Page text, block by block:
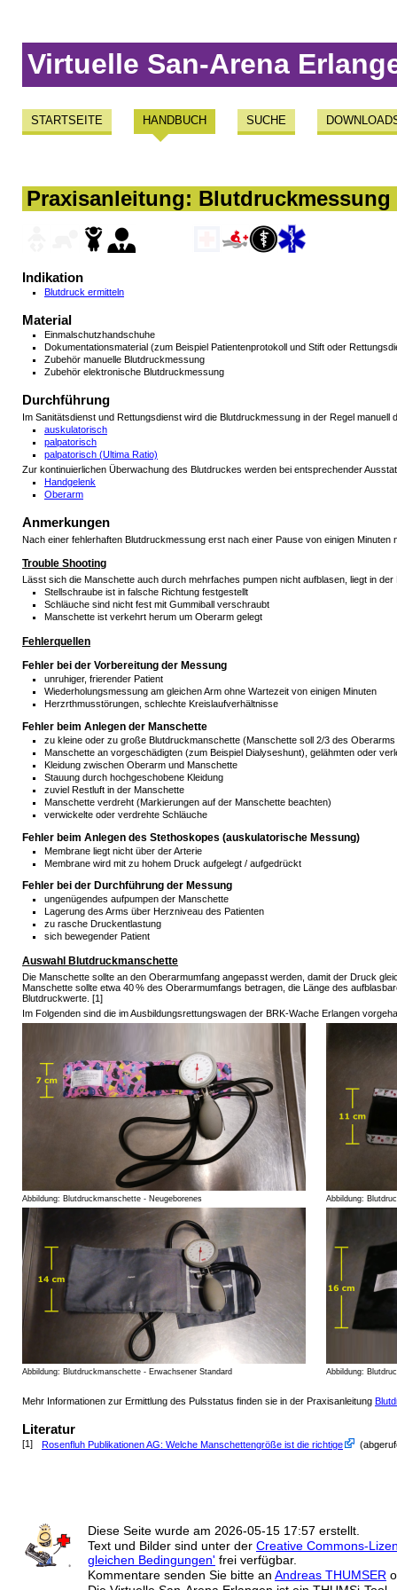
Virtuelle San-Arena
STARTSEITE HANDBUCH SUCHE
Praxisanleitung:
Indikation
Blutdruck ermitteln
Material
Einmalschutzhandschuhe
Dokumentationsmaterial (zum Beispiel Patientenprotokoll und Stift oder
Zubehör manuelle Blutdruckmessung
Zubehör elektronische Blutdruckmessung
Durchführung
Im Sanitätsdienst und Rettungsdienst wird die Blutdruckmessung in der Regel manuell
auskulatorisch
palpatorisch
palpatorisch (Ultima Ratio)
Zur kontinuierlichen Überwachung des Blutdruckes werden bei entsprechender
Handgelenk
Oberarm
Anmerkungen
Nach einer fehlerhaften Blutdruckmessung erst nach einer Pause von einigen Minuten
Trouble Shooting
Lässt sich die Manschette auch durch mehrfaches pumpen nicht aufblasen, liegt in
Stellschraube ist in falsche Richtung festgestellt
Schläuche sind nicht fest mit Gummiball verschraubt
Manschette ist verkehrt herum um Oberarm gelegt
Fehlerquellen
Fehler bei der Vorbereitung der Messung
unruhiger, frierender Patient
Wiederholungsmessung am gleichen Arm ohne Wartezeit von einigen Minuten
Herzrthmusstörungen, schlechte Kreislaufverhältnisse
Fehler beim Anlegen der Manschette
zu kleine oder zu große Blutdruckmanschette (Manschette soll 2/3 des
Manschette an vorgeschädigten (zum Beispiel Dialyseshunt), gelähmten oder
Kleidung zwischen Oberarm und Manschette
Stauung durch hochgeschobene Kleidung
zuviel Restluft in der Manschette
Manschette verdreht (Markierungen auf der Manschette beachten)
verwickelte oder verdrehte Schläuche
Fehler beim Anlegen des Stethoskopes (auskulatorische Messung)
Membrane liegt nicht über der Arterie
Membrane wird mit zu hohem Druck aufgelegt / aufgedrückt
Fehler bei der Durchführung der Messung
ungenügendes aufpumpen der Manschette
Lagerung des Arms über Herzniveau des Patienten
zu rasche Druckentlastung
sich bewegender Patient
Auswahl Blutdruckmanschette
Die Manschette sollte an den Oberarmumfang angepasst werden, damit der Druck
Manschette sollte etwa 40 % des Oberarmumfangs betragen, die Länge des
Blutdruckwerte. [1]
Im Folgenden sind die im Ausbildungsrettungswagen der BRK-Wache Erlangen
Abbildung: Blutdruckmanschette - Neugeborenes Abbildung:
Abbildung: Blutdruckmanschette - Erwachsener Standard Abbildung:
Mehr Informationen zur Ermittlung des Pulsstatus finden sie in der Praxisanleitung
Literatur
[1] Rosenfluh Publikationen AG: Welche Manschettengröße ist die richtige
Diese Seite wurde am 2026-05-15 17:57 erstellt.
Text und Bilder sind unter der Creative Commons-
gleichen Bedingungen' frei verfügbar.
Kommentare senden Sie bitte an Andreas THUMSER